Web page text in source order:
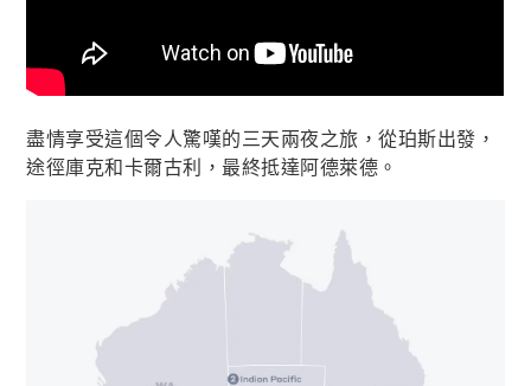
盡情享受這個令人驚嘆的三天兩夜之旅，從珀斯出發，
途徑庫克和卡爾古利，最終抵達阿德萊德。